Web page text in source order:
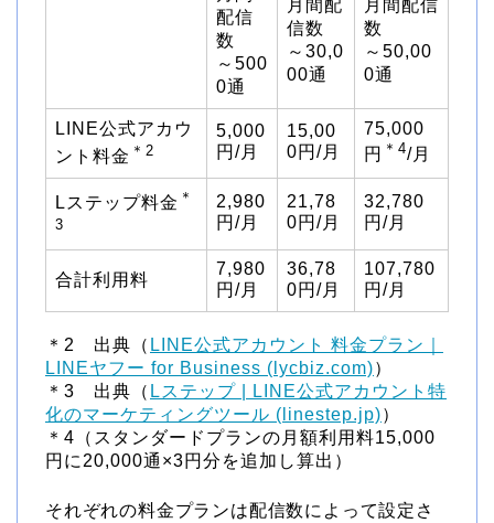
配信
数
～500
0通
月間配
信数
～30,0
00通
月間配信
数
～50,00
0通
LINE公式アカウ
ント料金 ＊2
5,000
円/月
15,00
0円/月
75,000
円 ＊4/月
Lステップ料金 ＊
3
2,980
円/月
21,78
0円/月
32,780
円/月
合計利用料
7,980
円/月
36,78
0円/月
107,780
円/月
＊2 出典（ LINE公式アカウント 料金プラン｜
LINEヤフー for Business (lycbiz.com)）
＊3 出典（ Lステップ | LINE公式アカウント特
化のマーケティングツール (linestep.jp)）
＊4（スタンダードプランの月額利用料15,000
円に20,000通×3円分を追加し算出）
それぞれの料金プランは配信数によって設定さ